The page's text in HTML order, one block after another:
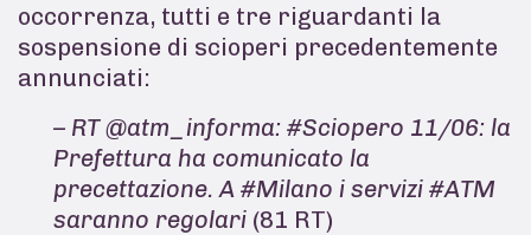
occorrenza, tutti e tre riguardanti la
sospensione di scioperi precedentemente
annunciati:
– RT @atm_informa: #Sciopero 11/06: la
Prefettura ha comunicato la
precettazione. A #Milano i servizi #ATM
saranno regolari (81 RT)